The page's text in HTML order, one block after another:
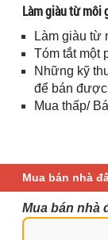
Làm giàu từ môi
Làm giàu từ
Tóm tắt một
Những kỹ
để bán
Mua thấp/
Mua bán nhà
Mua bán nhà